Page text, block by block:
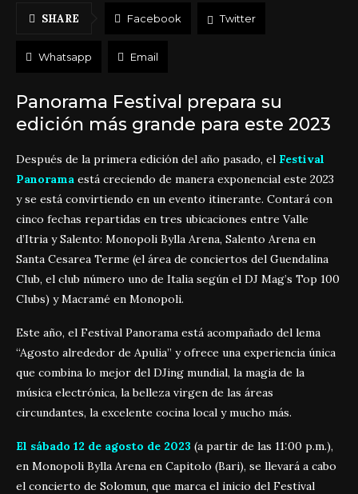
SHARE Facebook Twitter
Whatsapp Email
Panorama Festival prepara su
edición más grande para este 2023
Después de la primera edición del año pasado, el Festival
Panorama está creciendo de manera exponencial este 2023
y se está convirtiendo en un evento itinerante. Contará con
cinco fechas repartidas en tres ubicaciones entre Valle
d’Itria y Salento: Monopoli Bylla Arena, Salento Arena en
Santa Cesarea Terme (el área de conciertos del Guendalina
Club, el club número uno de Italia según el DJ Mag’s Top 100
Clubs) y Macramé en Monopoli.
Este año, el Festival Panorama está acompañado del lema
“Agosto alrededor de Apulia” y ofrece una experiencia única
que combina lo mejor del DJing mundial, la magia de la
música electrónica, la belleza virgen de las áreas
circundantes, la excelente cocina local y mucho más.
El sábado 12 de agosto de 2023 (a partir de las 11:00 p.m.),
en Monopoli Bylla Arena en Capitolo (Bari), se llevará a cabo
el concierto de Solomun, que marca el inicio del Festival